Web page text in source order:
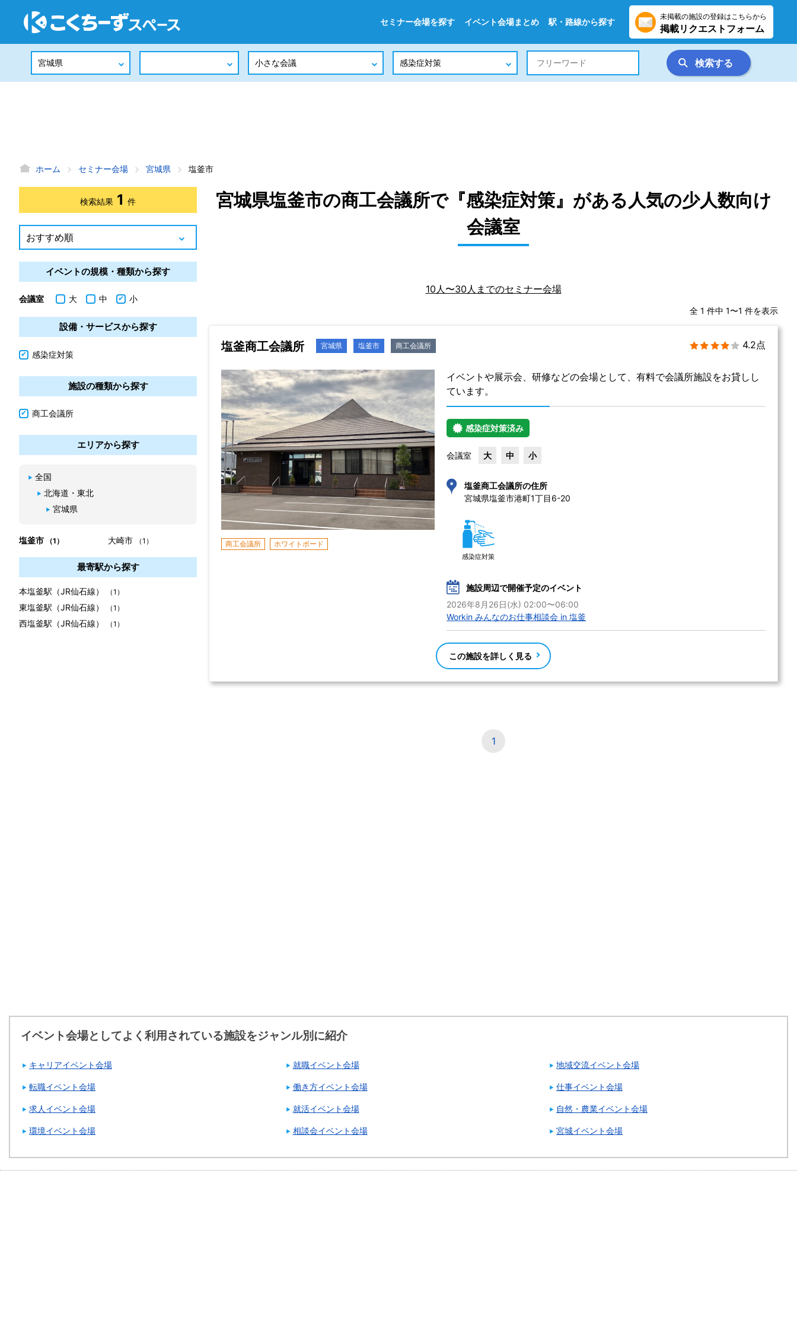
セミナー会場を探す イベント会場まとめ 駅・路線から探す
未掲載の施設の登録はこちらから
掲載リクエストフォーム
検索する
ホーム セミナー会場 宮城県 塩釜市
宮城県塩釜市の商工会議所で『感染症対策』がある人気の少人数向け
会議室
10人〜30人までのセミナー会場
全 1 件中 1〜1 件を表示
塩釜商工会議所 宮城県 塩釜市 商工会議所 4.2点
商工会議所 ホワイトボード
イベントや展示会、研修などの会場として、有料で会議所施設をお貸しし
ています。
感染症対策済み
会議室 大 中 小
塩釜商工会議所の住所
宮城県塩釜市港町1丁目6-20
感染症対策
施設周辺で開催予定のイベント
2026年8月26日(水) 02:00〜06:00
Workin みんなのお仕事相談会 in 塩釜
この施設を詳しく見る
1
検索結果 1 件
イベントの規模・種類から探す
会議室 大 中 小
設備・サービスから探す
感染症対策
施設の種類から探す
商工会議所
エリアから探す
全国
北海道・東北
宮城県
塩釜市 （1） 大崎市 （1）
最寄駅から探す
本塩釜駅（JR仙石線） （1）
東塩釜駅（JR仙石線） （1）
西塩釜駅（JR仙石線） （1）
イベント会場としてよく利用されている施設をジャンル別に紹介
キャリアイベント会場 就職イベント会場 地域交流イベント会場
転職イベント会場 働き方イベント会場 仕事イベント会場
求人イベント会場 就活イベント会場 自然・農業イベント会場
環境イベント会場 相談会イベント会場 宮城イベント会場